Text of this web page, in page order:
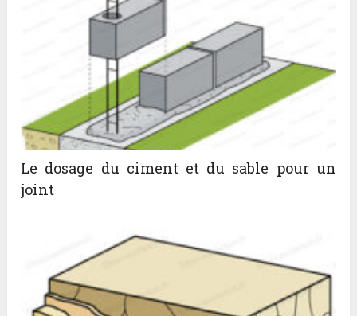
Le dosage du ciment et du sable pour un
joint